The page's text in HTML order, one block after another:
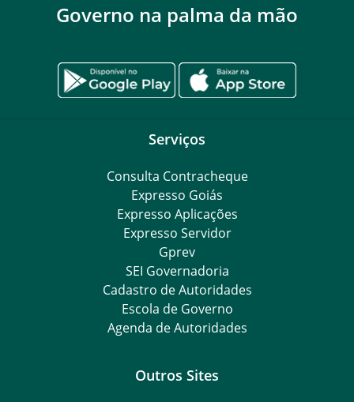
Governo na palma da mão
Serviços
Consulta Contracheque
Expresso Goiás
Expresso Aplicações
Expresso Servidor
Gprev
SEI Governadoria
Cadastro de Autoridades
Escola de Governo
Agenda de Autoridades
Outros Sites